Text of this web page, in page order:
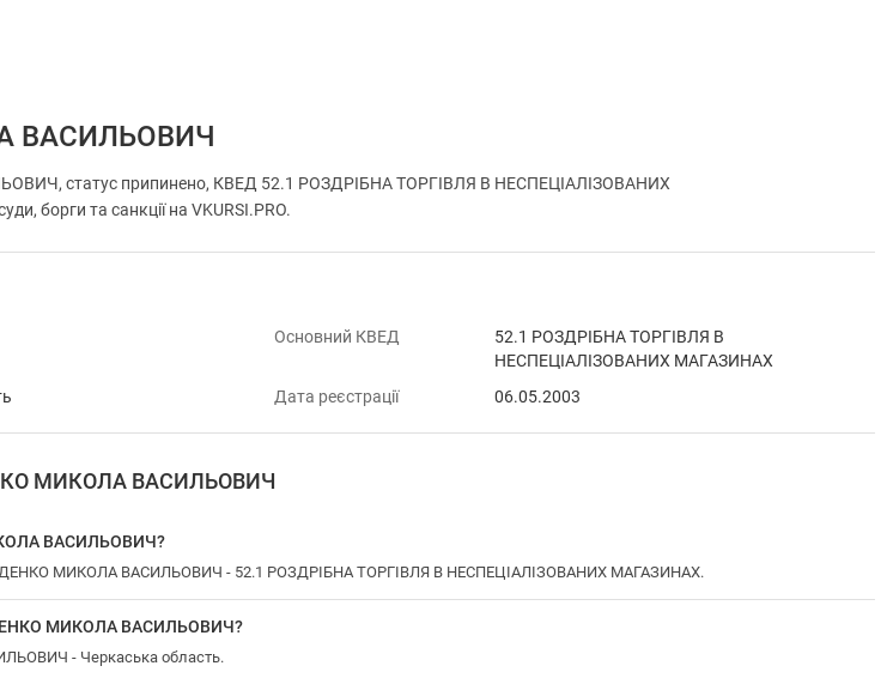
ВАСИЛЬОВИЧ
статус припинено, КВЕД 52.1 РОЗДРІБНА ТОРГІВЛЯ В НЕСПЕЦІАЛІЗОВАНИХ
борги та санкції на VKURSI.PRO.
Основний КВЕД
52.1 РОЗДРІБНА ТОРГІВЛЯ В
НЕСПЕЦІАЛІЗОВАНИХ МАГАЗИНАХ
Дата реєстрації 06.05.2003
МИКОЛА ВАСИЛЬОВИЧ
ВАСИЛЬОВИЧ?
МИКОЛА ВАСИЛЬОВИЧ - 52.1 РОЗДРІБНА ТОРГІВЛЯ В НЕСПЕЦІАЛІЗОВАНИХ МАГАЗИНАХ.
МИКОЛА ВАСИЛЬОВИЧ?
- Черкаська область.